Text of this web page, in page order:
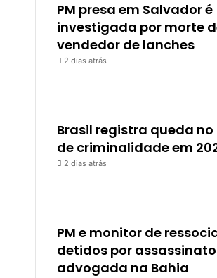
PM presa em Salvador é
investigada por morte
vendedor de lanches
2 dias atrás
Brasil registra queda
de criminalidade em
2 dias atrás
PM e monitor de
detidos por
advogada na Bahia